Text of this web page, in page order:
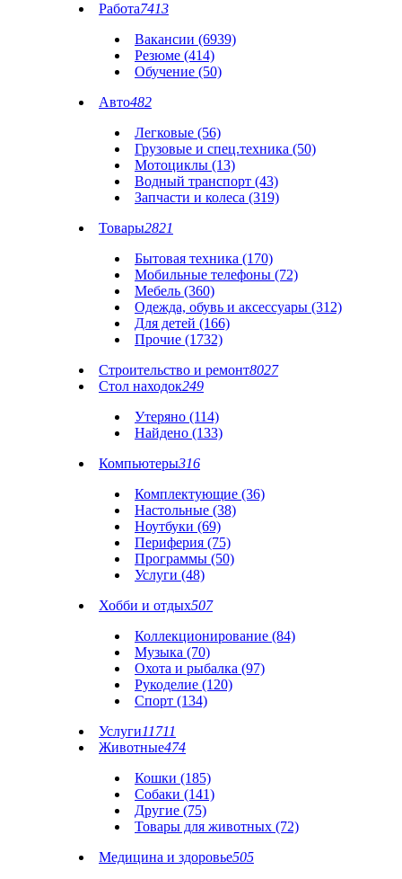
Работа7413
Вакансии (6939)
Резюме (414)
Обучение (50)
Авто482
Легковые (56)
Грузовые и спец.техника (50)
Мотоциклы (13)
Водный транспорт (43)
Запчасти и колеса (319)
Товары2821
Бытовая техника (170)
Мобильные телефоны (72)
Мебель (360)
Одежда, обувь и аксессуары (312)
Для детей (166)
Прочие (1732)
Строительство и ремонт8027
Стол находок249
Утеряно (114)
Найдено (133)
Компьютеры316
Комплектующие (36)
Настольные (38)
Ноутбуки (69)
Периферия (75)
Программы (50)
Услуги (48)
Хобби и отдых507
Коллекционирование (84)
Музыка (70)
Охота и рыбалка (97)
Рукоделие (120)
Спорт (134)
Услуги11711
Животные474
Кошки (185)
Собаки (141)
Другие (75)
Товары для животных (72)
Медицина и здоровье505